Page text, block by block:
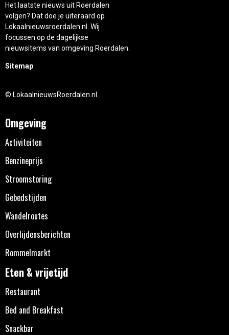
Het laatste nieuws uit Roerdalen
volgen? Dat doe je uiteraard op
Lokaalnieuwsroerdalen.nl. Wij
focussen op de dagelijkse
nieuwsitems van omgeving Roerdalen.
Sitemap
© LokaalnieuwsRoerdalen.nl
Omgeving
Activiteiten
Benzineprijs
Stroomstoring
Gebedstijden
Wandelroutes
Overlijdensberichten
Rommelmarkt
Eten & vrijetijd
Restaurant
Bed and Breakfast
Snackbar